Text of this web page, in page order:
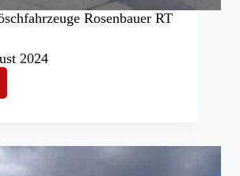
Rosenbauer RT
2024